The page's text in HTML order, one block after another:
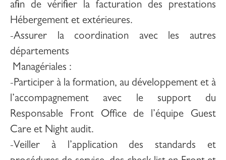
afin de vérifier la facturation des prestations
Hébergement et extérieures.
-Assurer la coordination avec les autres
départements
Managériales :
-Participer à la formation, au développement et à
l’accompagnement avec le support du
Responsable Front Office de l’équipe Guest
Care et Night audit.
-Veiller à l’application des standards et